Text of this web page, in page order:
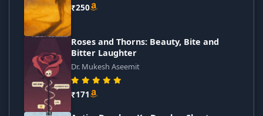
₹250
Roses and Thorns: Beauty, Bite and
Bitter Laughter
Dr. Mukesh Aseemit
₹171